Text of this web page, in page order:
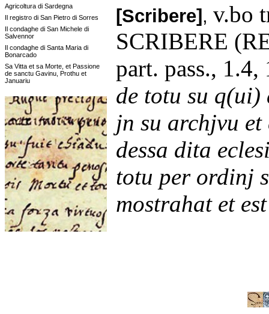
Agricoltura di Sardegna
Il registro di San Pietro di Sorres
Il condaghe di San Michele di
Salvennor
Il condaghe di Santa Maria di
Bonarcado
Sa Vitta et sa Morte, et Passione
de sanctu Gavinu, Prothu et
Januariu
[Scribere] , v.bo
SCRIBERE
part. pass.,
de totu su
jn su archjvu
dessa dita
totu per ordinj
mostrahat et